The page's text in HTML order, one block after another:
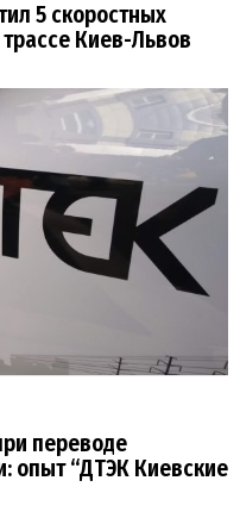
5 скоростных
Киев-Львов
переводе
опыт “ДТЭК Киевские